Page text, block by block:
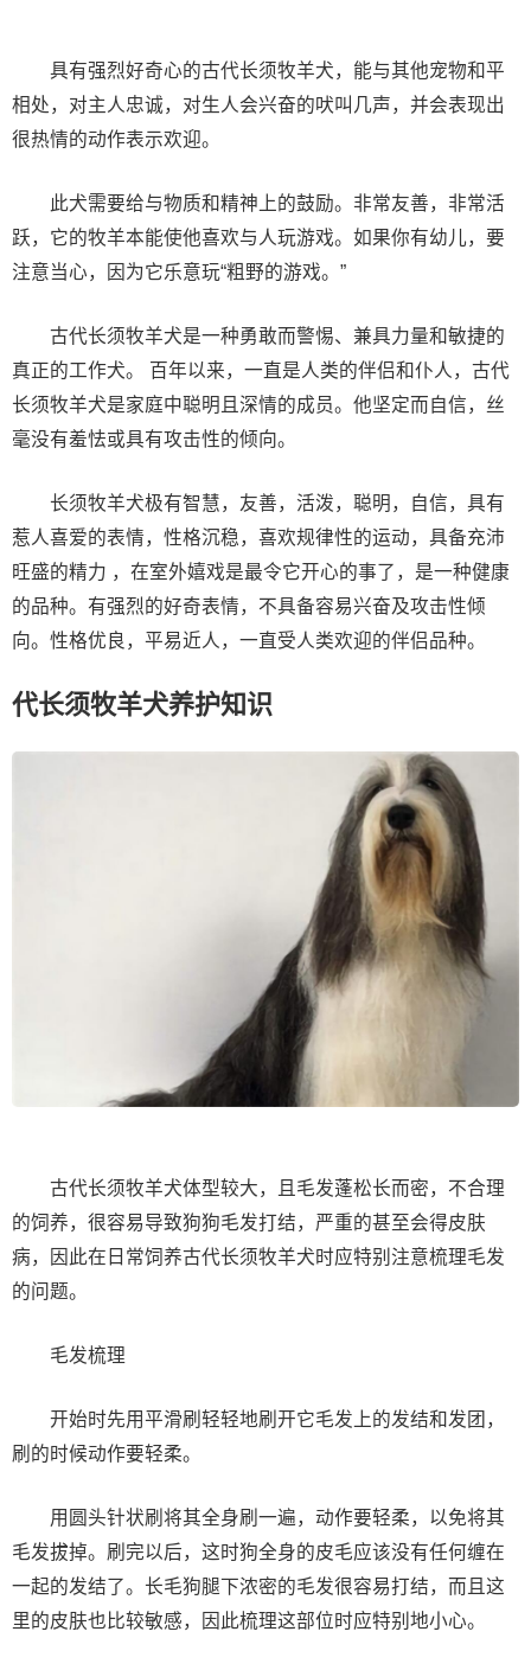
具有强烈好奇心的古代长须牧羊犬，能与其他宠物和平
相处，对主人忠诚，对生人会兴奋的吠叫几声，并会表现出
很热情的动作表示欢迎。
此犬需要给与物质和精神上的鼓励。非常友善，非常活
跃，它的牧羊本能使他喜欢与人玩游戏。如果你有幼儿，要
注意当心，因为它乐意玩“粗野的游戏。”
古代长须牧羊犬是一种勇敢而警惕、兼具力量和敏捷的
真正的工作犬。 百年以来，一直是人类的伴侣和仆人，古代
长须牧羊犬是家庭中聪明且深情的成员。他坚定而自信，丝
毫没有羞怯或具有攻击性的倾向。
长须牧羊犬极有智慧，友善，活泼，聪明，自信，具有
惹人喜爱的表情，性格沉稳，喜欢规律性的运动，具备充沛
旺盛的精力 ，在室外嬉戏是最令它开心的事了，是一种健康
的品种。有强烈的好奇表情，不具备容易兴奋及攻击性倾
向。性格优良，平易近人，一直受人类欢迎的伴侣品种。
代长须牧羊犬养护知识
古代长须牧羊犬体型较大，且毛发蓬松长而密，不合理
的饲养，很容易导致狗狗毛发打结，严重的甚至会得皮肤
病，因此在日常饲养古代长须牧羊犬时应特别注意梳理毛发
的问题。
毛发梳理
开始时先用平滑刷轻轻地刷开它毛发上的发结和发团，
刷的时候动作要轻柔。
用圆头针状刷将其全身刷一遍，动作要轻柔，以免将其
毛发拔掉。刷完以后，这时狗全身的皮毛应该没有任何缠在
一起的发结了。长毛狗腿下浓密的毛发很容易打结，而且这
里的皮肤也比较敏感，因此梳理这部位时应特别地小心。